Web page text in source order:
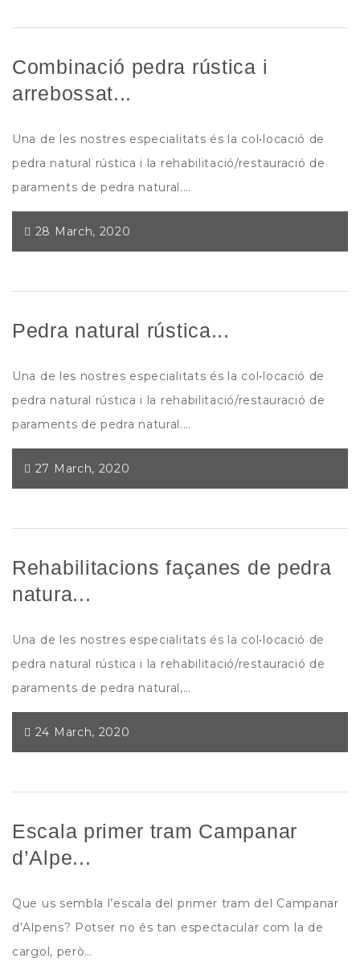
Combinació pedra rústica i
arrebossat...
Una de les nostres especialitats és la col•locació de
pedra natural rústica i la rehabilitació/restauració de
paraments de pedra natural.…
28 March, 2020
Pedra natural rústica...
Una de les nostres especialitats és la col•locació de
pedra natural rústica i la rehabilitació/restauració de
paraments de pedra natural.…
27 March, 2020
Rehabilitacions façanes de pedra
natura...
Una de les nostres especialitats és la col•locació de
pedra natural rústica i la rehabilitació/restauració de
paraments de pedra natural,…
24 March, 2020
Escala primer tram Campanar
d’Alpe...
Que us sembla l’escala del primer tram del Campanar
d’Alpens? Potser no és tan espectacular com la de
cargol, però…